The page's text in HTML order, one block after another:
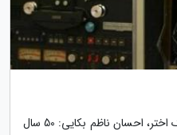
همشهری شش و هفت - سعیده نیک اختر، احسان ناظم بکایی: 50 سال